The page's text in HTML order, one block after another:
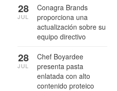
Conagra Brands
proporciona una
actualización sobre su
equipo directivo
28
JUL
Chef Boyardee
presenta pasta
enlatada con alto
contenido proteico
28
JUL